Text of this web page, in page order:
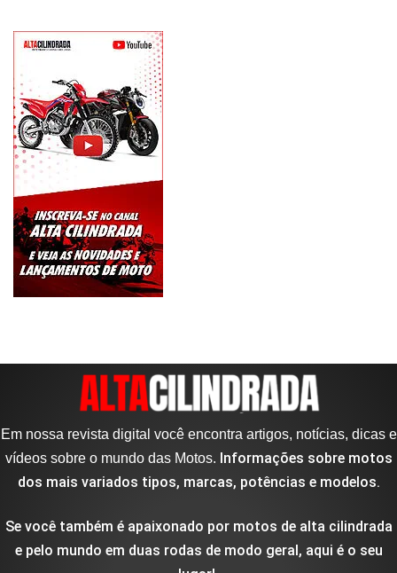
Em nossa revista digital você encontra artigos, notícias, dicas e
vídeos sobre o mundo das Motos. Informações sobre motos
dos mais variados tipos, marcas, potências e modelos.
Se você também é apaixonado por motos de alta cilindrada
e pelo mundo em duas rodas de modo geral, aqui é o seu